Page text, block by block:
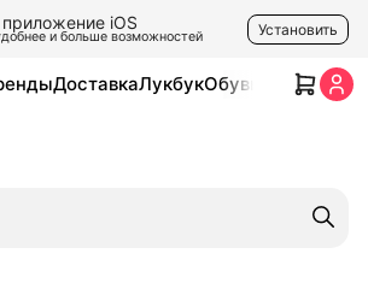
приложение iOS
и больше возможностей Установить
ДоставкаЛукбукОбувь Одежда